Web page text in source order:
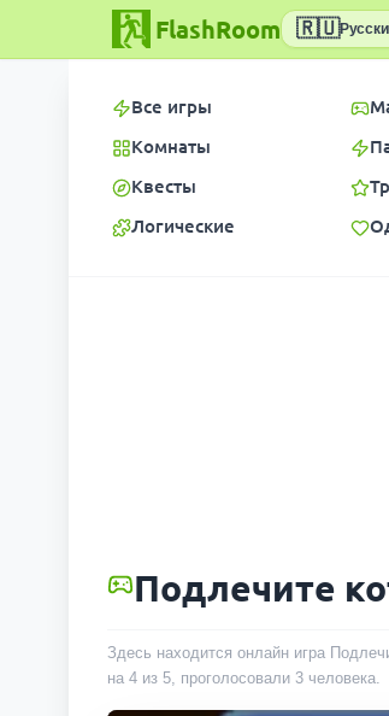
FlashRoom 🇷🇺
Все игры
Комнаты
Квесты
Логические
Подлечите
Здесь находится онлайн игра
на 4 из 5, проголосовали 3 человека.